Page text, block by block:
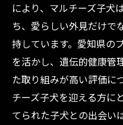
により、マルチーズ子犬
ち、愛らしい外見だけで
持しています。愛知県の
を活かし、遺伝的健康管
た取り組みが高い評価に
チーズ子犬を迎える方に
てられた子犬との出会い